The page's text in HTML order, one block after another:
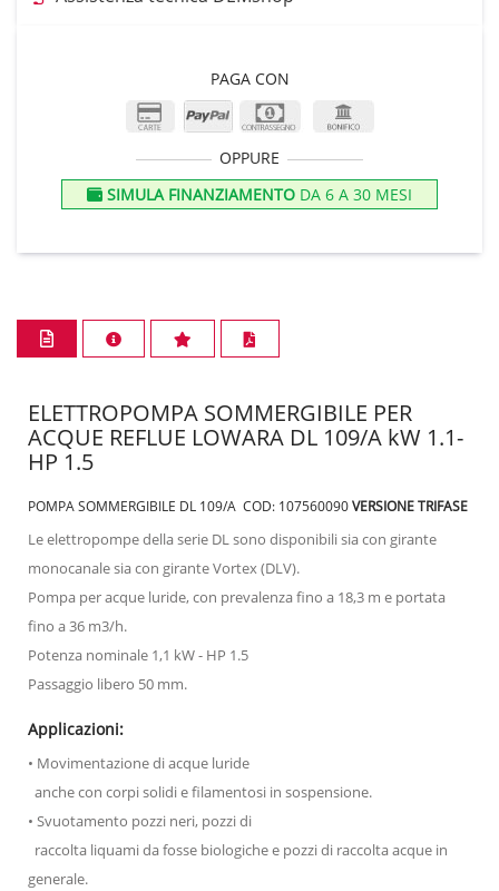
PAGA CON
OPPURE
SIMULA FINANZIAMENTO DA 6 A 30 MESI
ELETTROPOMPA SOMMERGIBILE PER
ACQUE REFLUE LOWARA DL 109/A kW 1.1-
HP 1.5
POMPA SOMMERGIBILE DL 109/A COD: 107560090VERSIONE TRIFASE
Le elettropompe della serie DL sono disponibili sia con girante
monocanale sia con girante Vortex (DLV).
Pompa per acque luride, con prevalenza fino a 18,3 m e portata
fino a 36 m3/h.
Potenza nominale 1,1 kW - HP 1.5
Passaggio libero 50 mm.
Applicazioni:
• Movimentazione di acque luride
anche con corpi solidi e filamentosi in sospensione.
• Svuotamento pozzi neri, pozzi di
raccolta liquami da fosse biologiche e pozzi di raccolta acque in
generale.